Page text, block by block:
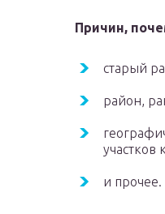
Причин,
старый
район,
участков
и прочее.